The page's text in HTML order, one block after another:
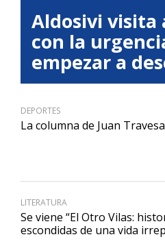
Aldosivi visita
con la
empezar a
DEPORTES
La columna de Juan
LITERATURA
Se viene “El Otro Vilas:
escondidas de una vida